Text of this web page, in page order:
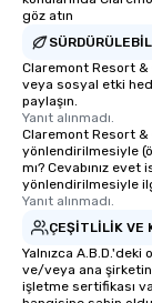
göz atın
Claremont Resort
veya sosyal etki
paylaşın.
Yanıt alınmadı.
Claremont Resort &
yönlendirilmesiyle
mı? Cevabınız
yönlendirilmesiyle
Yanıt alınmadı.
ÇEŞITLILIK VE
Yalnızca
ve/veya ana
işletme sertifikası